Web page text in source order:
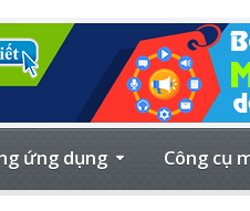
ứng dụng Công cụ